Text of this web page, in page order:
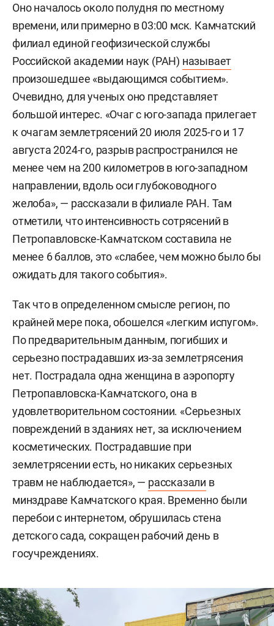
Оно началось около полудня по местному
времени, или примерно в 03:00 мск. Камчатский
филиал единой геофизической службы
Российской академии наук (РАН) называет
произошедшее «выдающимся событием».
Очевидно, для ученых оно представляет
большой интерес. «Очаг с юго-запада прилегает
к очагам землетрясений 20 июля 2025-го и 17
августа 2024-го, разрыв распространился не
менее чем на 200 километров в юго-западном
направлении, вдоль оси глубоководного
желоба», — рассказали в филиале РАН. Там
отметили, что интенсивность сотрясений в
Петропавловске-Камчатском составила не
менее 6 баллов, это «слабее, чем можно было бы
ожидать для такого события».
Так что в определенном смысле регион, по
крайней мере пока, обошелся «легким испугом».
По предварительным данным, погибших и
серьезно пострадавших из-за землетрясения
нет. Пострадала одна женщина в аэропорту
Петропавловска-Камчатского, она в
удовлетворительном состоянии. «Серьезных
повреждений в зданиях нет, за исключением
косметических. Пострадавшие при
землетрясении есть, но никаких серьезных
травм не наблюдается», — рассказали в
минздраве Камчатского края. Временно были
перебои с интернетом, обрушилась стена
детского сада, сокращен рабочий день в
госучреждениях.